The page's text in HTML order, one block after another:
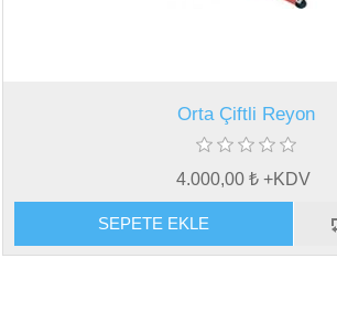
Orta Çiftli Reyon
4.000,00 ₺ +KDV